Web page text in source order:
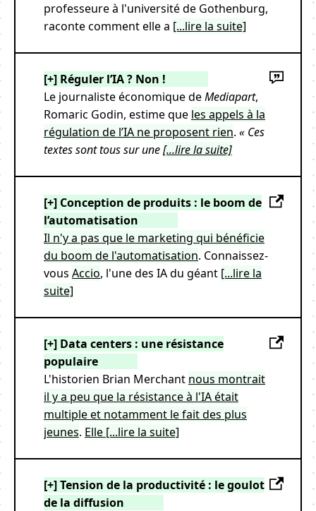
professeure à l'université de Gothenburg,
raconte comment elle a [...lire la suite]
[+] Réguler l’IA ? Non !
Le journaliste économique deMediapart,
Romaric Godin, estime que les appels à la
régulation de l’IA ne proposent rien. « Ces
textes sont tous sur une[...lire la suite]
[+] Conception de produits : le boom de
l’automatisation
Il n'y a pas que le marketing qui bénéficie
du boom de l'automatisation. Connaissez-
vous Accio, l'une des IA du géant [...lire la
suite]
[+] Data centers : une résistance
populaire
L'historien Brian Merchant nous montrait
il y a peu que la résistance à l'IA était
multiple et notamment le fait des plus
jeunes. Elle [...lire la suite]
[+] Tension de la productivité : le goulot
de la diffusion